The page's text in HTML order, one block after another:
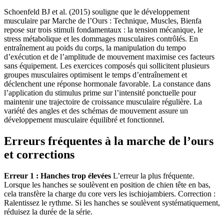
Schoenfeld BJ et al. (2015) souligne que le développement
musculaire par Marche de l’Ours : Technique, Muscles, Bienfa
repose sur trois stimuli fondamentaux : la tension mécanique, le
stress métabolique et les dommages musculaires contrôlés. En
entraînement au poids du corps, la manipulation du tempo
d’exécution et de l’amplitude de mouvement maximise ces facteurs
sans équipement. Les exercices composés qui sollicitent plusieurs
groupes musculaires optimisent le temps d’entraînement et
déclenchent une réponse hormonale favorable. La constance dans
l’application du stimulus prime sur l’intensité ponctuelle pour
maintenir une trajectoire de croissance musculaire régulière. La
variété des angles et des schémas de mouvement assure un
développement musculaire équilibré et fonctionnel.
Erreurs fréquentes à la marche de l’ours
et corrections
Erreur 1 : Hanches trop élevées L’erreur la plus fréquente.
Lorsque les hanches se soulèvent en position de chien tête en bas,
cela transfère la charge du core vers les ischiojambiers. Correction :
Ralentissez le rythme. Si les hanches se soulèvent systématiquement,
réduisez la durée de la série.